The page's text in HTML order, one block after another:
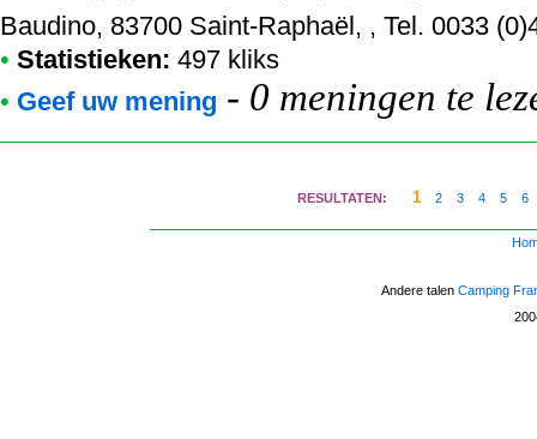
Baudino, 83700 Saint-Raphaël, , Tel. 0033
• Statistieken: 497 kliks
• Geef uw mening - 0 meningen te
RESULTATEN: 1 2 3 4 5 6
Andere talen Camping